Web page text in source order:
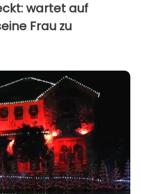
wartet auf
Frau zu